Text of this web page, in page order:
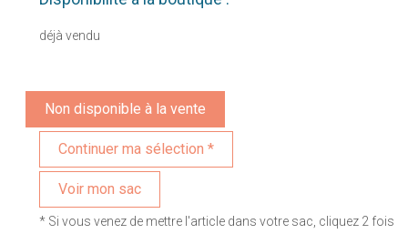
déjà vendu
Non disponible à la vente
Voir mon sac
* Si vous venez de mettre l'article dans votre sac, cliquez 2 fois